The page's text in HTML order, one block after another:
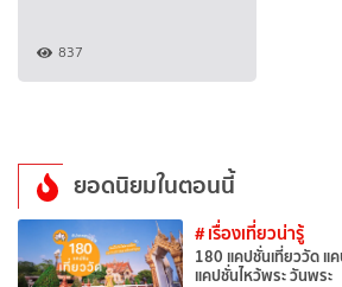
837
ยอดนิยมในตอนนี้
# เรื่องเที่ยวน่ารู้
180 แคปชั่นเที่ยววัด แ
แคปชั่นไหว้พระ วันพระ